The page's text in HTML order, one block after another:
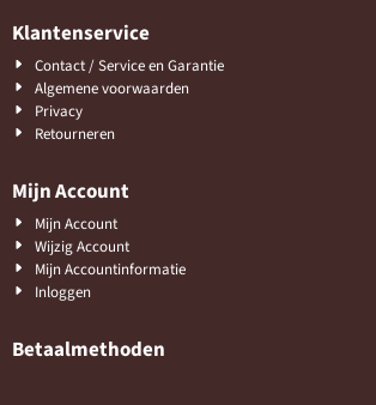
Klantenservice
Contact / Service en Garantie
Algemene voorwaarden
Privacy
Retourneren
Mijn Account
Mijn Account
Wijzig Account
Mijn Accountinformatie
Inloggen
Betaalmethoden